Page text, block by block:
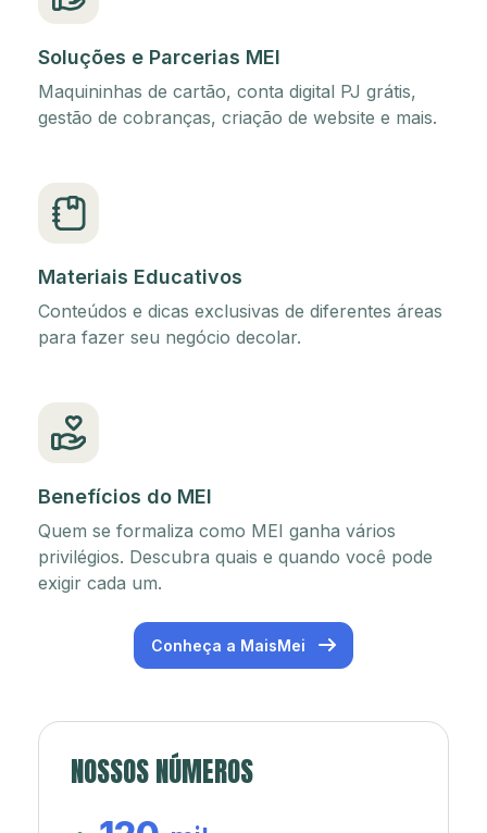
Soluções e Parcerias MEI
Maquininhas de cartão, conta digital PJ grátis,
gestão de cobranças, criação de website e mais.
Materiais Educativos
Conteúdos e dicas exclusivas de diferentes áreas
para fazer seu negócio decolar.
Benefícios do MEI
Quem se formaliza como MEI ganha vários
privilégios. Descubra quais e quando você pode
exigir cada um.
Conheça a MaisMei
NOSSOS NÚMEROS